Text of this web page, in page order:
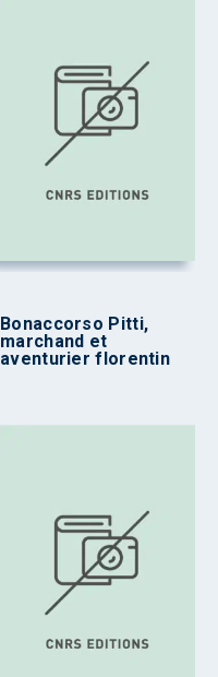
Bonaccorso Pitti,
marchand et
aventurier florentin